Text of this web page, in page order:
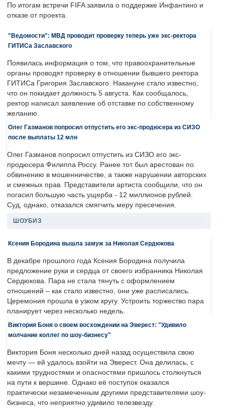
По итогам встречи FIFA заявила о поддержке Инфантино и
отказе от проекта.
"Ведомости": МВД проводит проверку теперь уже экс-ректора
ГИТИСа Заславского
Появилась информация о том, что правоохранительные
органы проводят проверку в отношении бывшего ректора
ГИТИСа Григория Заславского. Накануне стало известно,
что он покидает должность 5 августа. Как сообщалось,
ректор написал заявление об отставке по собственному
желанию.
Олег Газманов попросил отпустить его экс-продюсера из СИЗО
после выплаты 12 млн
Олег Газманов попросил отпустить из СИЗО его экс-
продюсера Филиппа Россу. Ранее тот был арестован по
обвинению в мошенничестве, а также нарушении авторских
и смежных прав. Представители артиста сообщили, что он
погасил большую часть ущерба - 12 миллионов рублей.
Суд, однако, отказался смягчить меру пресечения.
ШОУБИЗ
Ксения Бородина вышла замуж за Николая Сердюкова
В декабре прошлого года Ксения Бородина получила
предложение руки и сердца от своего избранника Николая
Сердюкова. Пара не стала тянуть с оформлением
отношений – как стало известно, они уже расписались.
Церемония прошла в узком кругу. Устроить торжество пара
планирует через несколько недель.
Виктория Боня о своем восхождении на Эверест: "Удивило
молчание коллег по шоу-бизнесу"
Виктория Боня несколько дней назад осуществила свою
мечту — ей удалось взойти на Эверест. Она делилась, с
какими трудностями и опасностями пришлось столкнуться
на пути к вершине. Однако её поступок оказался
практически незамеченным другими представителями шоу-
бизнеса, что неприятно удивило телезвезду.